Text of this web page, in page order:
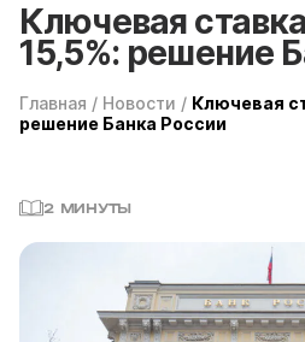
Ключевая
15,5%: решение
Главная / Новости / Ключевая
решение Банка России
2 МИНУТЫ